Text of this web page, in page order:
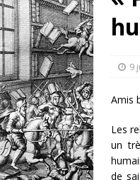
9
Amis
Les
un
de